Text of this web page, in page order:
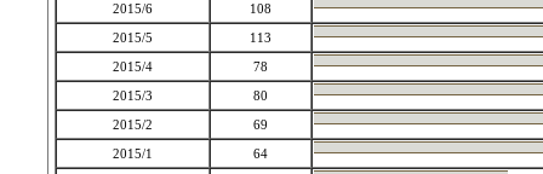
2015/6
108
2015/5
113
2015/4
78
2015/3
80
2015/2
69
2015/1
64